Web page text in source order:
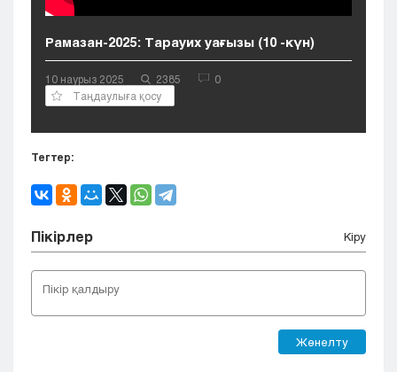
Шымкент
Рамазан-2025: Тарауих уағызы (10 -күн)
10 наурыз 2025 2385
0
Таңдаулыға қосу
Тегтер:
Пікірлер Кіру
Жөнелту